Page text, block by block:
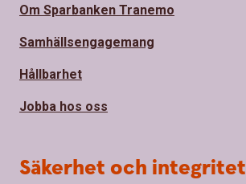
Om Sparbanken Tranemo
Samhällsengagemang
Hållbarhet
Jobba hos oss
Säkerhet och integritet